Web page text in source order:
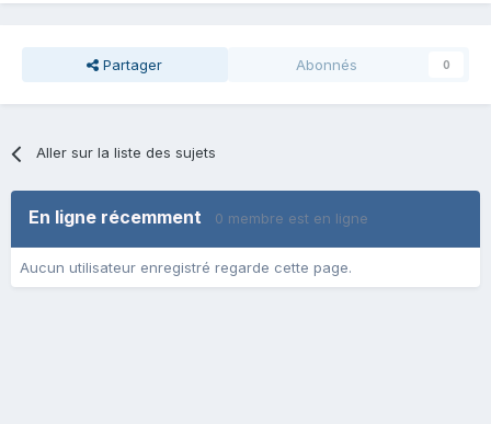
Partager Abonnés 0
Aller sur la liste des sujets
En ligne récemment 0 membre est en ligne
Aucun utilisateur enregistré regarde cette page.